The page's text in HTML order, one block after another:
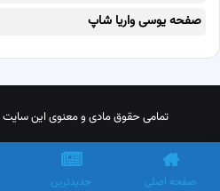
صفحه یوسی واریا شاپ
تمامی حقوق مادی و معنوی این سایت
صفحه اصلی جدیدترین